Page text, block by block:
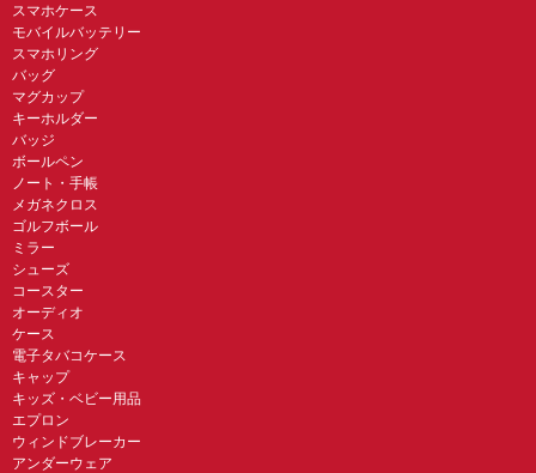
スマホケース
モバイルバッテリー
スマホリング
バッグ
マグカップ
キーホルダー
バッジ
ボールペン
ノート・手帳
メガネクロス
ゴルフボール
ミラー
シューズ
コースター
オーディオ
ケース
電子タバコケース
キャップ
キッズ・ベビー用品
エプロン
ウィンドブレーカー
アンダーウェア